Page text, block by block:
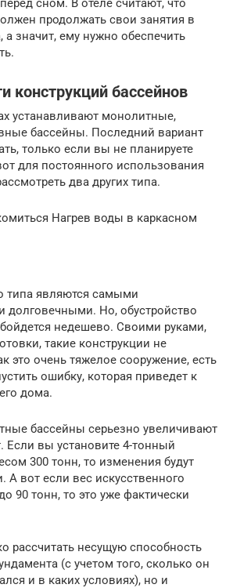
продолжать свои занятия в
значит, ему нужно обеспечить
конструкций бассейнов
устанавливают монолитные,
бассейны. Последний вариант
только если вы не планируете
для постоянного использования
два других типа.
Нагрев воды в каркасном
типа являются самыми
долговечными. Но, обустройство
недешево. Своими руками,
такие конструкции не
это очень тяжелое сооружение, есть
ошибку, которая приведет к
дома.
бассейны серьезно увеличивают
Если вы установите 4-тонный
300 тонн, то изменения будут
А вот если вес искусственного
90 тонн, то это уже фактически
рассчитать несущую способность
(с учетом того, сколько он
и в каких условиях), но и